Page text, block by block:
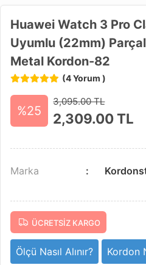
Huawei Watch 3 Pro
Uyumlu (22mm)
Metal Kordon-82
(4 Yorum )
%25
3,095.00 TL
2,309.00TL
Marka
ÜCRETSIZ KARGO
Ölçü Nasıl Alınır? Kordon